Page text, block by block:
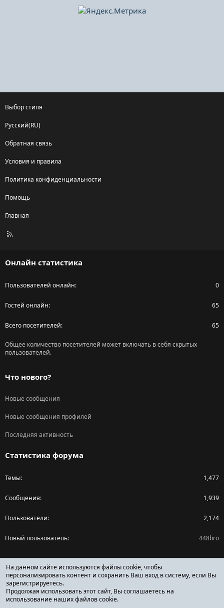
Выбор стиля
Русский(RU)
Обратная связь
Условия и правила
Политика конфиденциальности
Помощь
Главная
R
Онлайн статистика
Пользователей онлайн 0
Гостей онлайн 65
Всего посетителей 65
Общее количество посетителей может включать в себя скрытых
пользователей.
Что нового?
Новые сообщения
Новые сообщения профилей
Последняя активность
Статистика форума
Темы 1,477
Сообщения 1,939
Пользователи 2,174
Новый пользователь 448bro
Поделиться страницей
Facebook
X (Twitter)
Reddit
На данном сайте используются файлы cookie, чтобы
персонализировать контент и сохранить Ваш вход в систему, если Вы
зарегистрируетесь.
Продолжая использовать этот сайт, Вы соглашаетесь на
использование наших файлов cookie.